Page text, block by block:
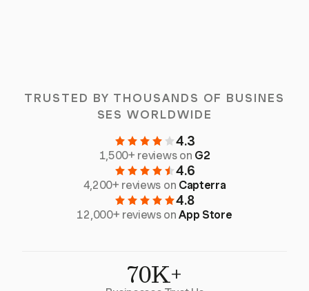
TRUSTED BY THOUSANDS OF BUSINES
SES WORLDWIDE
4.3
1,500+ reviews on G2
4.6
4,200+ reviews on Capterra
4.8
12,000+ reviews onApp Store
70K+